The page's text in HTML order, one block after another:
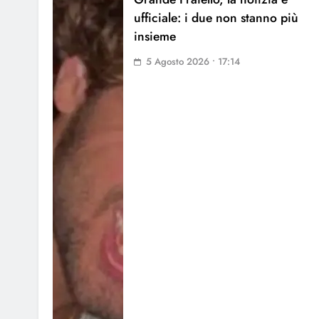
ufficiale: i due non stanno più
insieme
5 Agosto 2026 • 17:14